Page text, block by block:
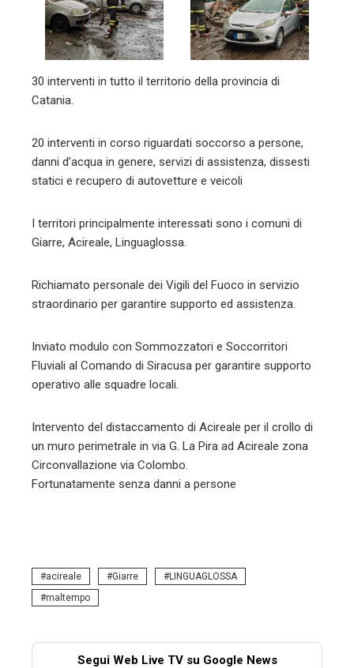
30 interventi in tutto il territorio della provincia di
Catania.
20 interventi in corso riguardati soccorso a persone,
danni d’acqua in genere, servizi di assistenza, dissesti
statici e recupero di autovetture e veicoli
I territori principalmente interessati sono i comuni di
Giarre, Acireale, Linguaglossa.
Richiamato personale dei Vigili del Fuoco in servizio
straordinario per garantire supporto ed assistenza.
Inviato modulo con Sommozzatori e Soccorritori
Fluviali al Comando di Siracusa per garantire supporto
operativo alle squadre locali.
Intervento del distaccamento di Acireale per il crollo di
un muro perimetrale in via G. La Pira ad Acireale zona
Circonvallazione via Colombo.
Fortunatamente senza danni a persone
acireale Giarre
LINGUAGLOSSA
maltempo
Segui Web Live TV su Google News